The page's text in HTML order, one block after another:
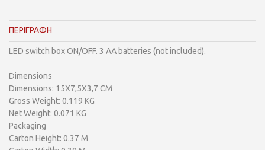
ΠΕΡΙΓΡΑΦΗ
LED switch box ON/OFF. 3 AA batteries (not included).
Dimensions
Dimensions: 15X7,5X3,7 CM
Gross Weight: 0.119 KG
Net Weight: 0.071 KG
Packaging
Carton Height: 0.37 M